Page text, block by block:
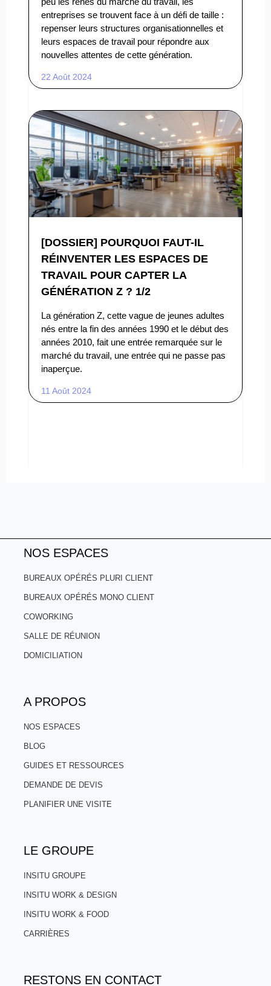
entreprises se trouvent face à un défi de taille :
repenser leurs structures organisationnelles et
leurs espaces de travail pour répondre aux
nouvelles attentes de cette génération.
22 Août 2024
[DOSSIER] POURQUOI FAUT-IL
RÉINVENTER LES ESPACES DE
TRAVAIL POUR CAPTER LA
GÉNÉRATION Z ? 1/2
La génération Z, cette vague de jeunes adultes
nés entre la fin des années 1990 et le début des
années 2010, fait une entrée remarquée sur le
marché du travail, une entrée qui ne passe pas
inaperçue.
11 Août 2024
NOS ESPACES
BUREAUX OPÉRÉS PLURI CLIENT
BUREAUX OPÉRÉS MONO CLIENT
COWORKING
SALLE DE RÉUNION
DOMICILIATION
A PROPOS
NOS ESPACES
BLOG
GUIDES ET RESSOURCES
DEMANDE DE DEVIS
PLANIFIER UNE VISITE
LE GROUPE
INSITU GROUPE
INSITU WORK & DESIGN
INSITU WORK & FOOD
CARRIÈRES
RESTONS EN CONTACT